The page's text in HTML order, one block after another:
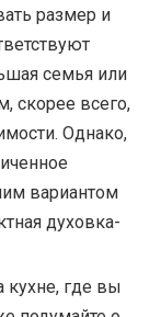
размер и
семья или
скорее всего,
Однако,
вариантом
духовка-
кухне, где вы